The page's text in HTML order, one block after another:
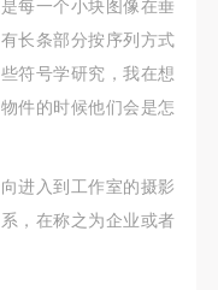
每一个小块图像在垂
长条部分按序列方式
符号学研究，我在想
件的时候他们会是怎
进入到工作室的摄影
，在称之为企业或者
像权的任何媒介
方承担。
无需支付甲方任何
像权的任何媒介
方承担。
无需支付甲方任何
像权的任何媒介
方承担。
无需支付甲方任何